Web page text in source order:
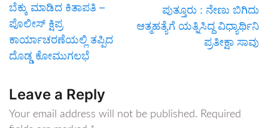
ಬೆಕ್ಕು ಮಾಡಿದ ಕಿತಾಪತಿ –
ಪೊಲೀಸ್ ಕ್ಷಿಪ್ರ
ಕಾರ್ಯಾಚರಣೆಯಲ್ಲಿ ತಪ್ಪಿದ
ದೊಡ್ಡ ಕೋಮುಗಲಭೆ
ಪುತ್ತೂರು : ನೇಣು ಬಿಗಿದು
ಆತ್ಮಹತ್ಯೆಗೆ ಯತ್ನಿಸಿದ್ದ ವಿಧ್ಯಾರ್ಥಿನಿ
ಪ್ರತೀಕ್ಷಾ ಸಾವು
Leave a Reply
Your email address will not be published. Required